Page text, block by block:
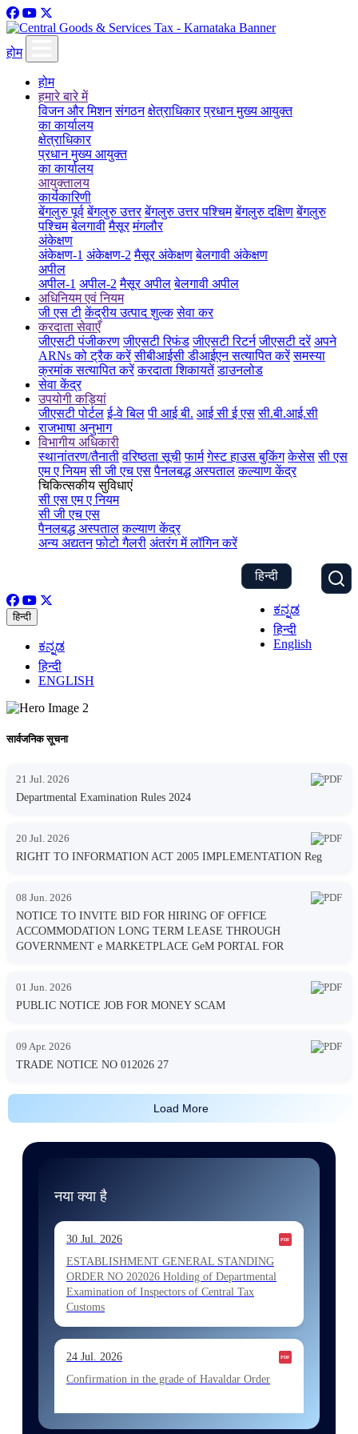
होम
होम
हमारे बारे में
विजन और मिशन संगठन क्षेत्राधिकार प्रधान मुख्य आयुक्त
का कार्यालय
क्षेत्राधिकार
प्रधान मुख्य आयुक्त
का कार्यालय
आयुक्तालय
कार्यकारिणी
बेंगलुरु पूर्व बेंगलुरु उत्तर बेंगलुरु उत्तर पश्चिम बेंगलुरु दक्षिण बेंगलुरु
पश्चिम बेलगावी मैसूर मंगलौर
अंकेक्षण
अंकेक्षण-1 अंकेक्षण-2 मैसूर अंकेक्षण बेलगावी अंकेक्षण
अपील
अपील-1 अपील-2 मैसूर अपील बेलगावी अपील
अधिनियम एवं नियम
जी एस टी केंद्रीय उत्पाद शुल्क सेवा कर
करदाता सेवाएँ
जीएसटी पंजीकरण जीएसटी रिफंड जीएसटी रिटर्न जीएसटी दरें अपने
ARNs को ट्रैक करें सीबीआईसी डीआईएन सत्यापित करें समस्या
क्रमांक सत्यापित करें करदाता शिकायतें डाउनलोड
सेवा केंद्र
उपयोगी कड़ियां
जीएसटी पोर्टल ई-वे बिल पी आई बी. आई सी ई एस सी.बी.आई.सी
राजभाषा अनुभाग
विभागीय अधिकारी
स्थानांतरण/तैनाती वरिष्ठता सूची फार्म गेस्ट हाउस बुकिंग केसेस सी एस
एम ए नियम सी जी एच एस पैनलबद्ध अस्पताल कल्याण केंद्र
चिकित्सकीय सुविधाएं
सी एस एम ए नियम
सी जी एच एस
पैनलबद्ध अस्पताल कल्याण केंद्र
अन्य अद्यतन फोटो गैलरी अंतरंग में लॉगिन करें
हिन्दी
ಕನ್ನಡ
हिन्दी
English
हिन्दी
ಕನ್ನಡ
हिन्दी
ENGLISH
सार्वजनिक सूचना
21 Jul. 2026
Departmental Examination Rules 2024
20 Jul. 2026
RIGHT TO INFORMATION ACT 2005 IMPLEMENTATION Reg
08 Jun. 2026
NOTICE TO INVITE BID FOR HIRING OF OFFICE
ACCOMMODATION LONG TERM LEASE THROUGH
GOVERNMENT e MARKETPLACE GeM PORTAL FOR
01 Jun. 2026
PUBLIC NOTICE JOB FOR MONEY SCAM
09 Apr. 2026
TRADE NOTICE NO 012026 27
Load More
नया क्या है
30 Jul. 2026
ESTABLISHMENT GENERAL STANDING
ORDER NO 202026 Holding of Departmental
Examination of Inspectors of Central Tax
Customs
24 Jul. 2026
Confirmation in the grade of Havaldar Order